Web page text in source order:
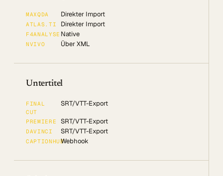
MAXQDA Direkter Import
ATLAS.TI Direkter Import
F4ANALYSE Native
NVIVO Über XML
Untertitel
FINAL
CUT
SRT/VTT-Export
PREMIERE SRT/VTT-Export
DAVINCI SRT/VTT-Export
CAPTIONHUBWebhook